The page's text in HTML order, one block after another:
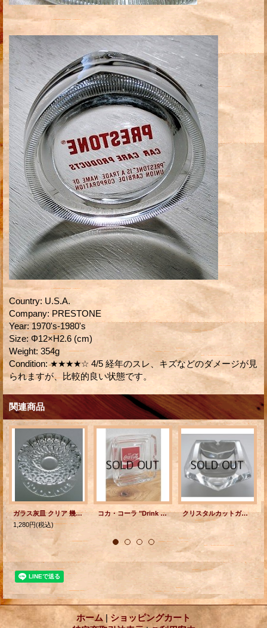
Country: U.S.A.
Company: PRESTONE
Year: 1970's-1980's
Size: Φ12×H2.6 (cm)
Weight: 354g
Condition: ★★★★☆ 4/5 経年のスレ、キズなどのダメージが見
られますが、比較的良い状態です。
関連商品
ガラス灰皿 クリア 幾何学模様
1,280円(税込)
コカ・コーラ "Drink Coca-Cola" ガラスアシュトレイ/灰皿 スクエアー クリスタルカットガラス灰皿
ホーム | ショッピングカート